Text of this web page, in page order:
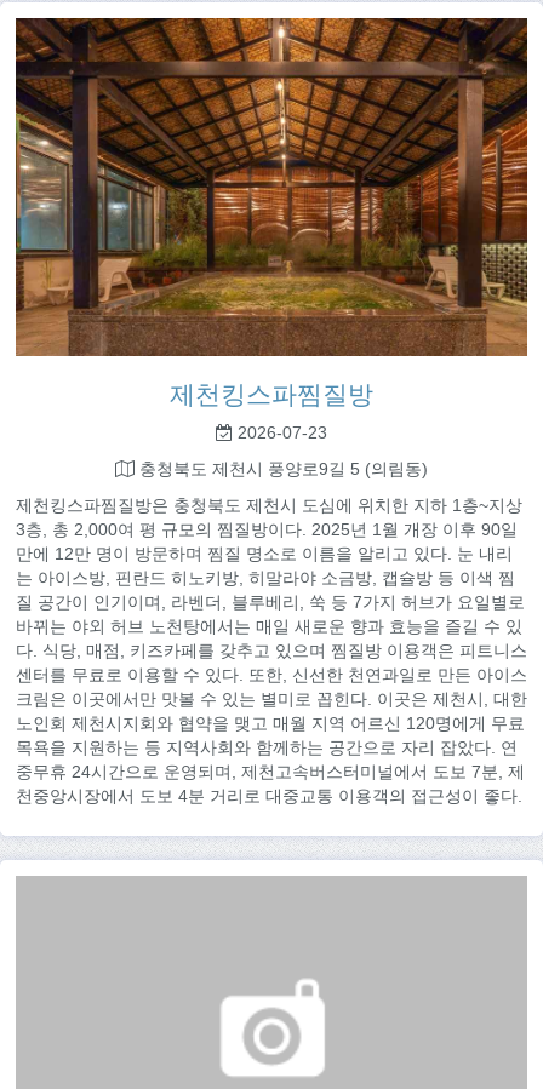
제천킹스파찜질방
2026-07-23
충청북도 제천시 풍양로9길 5 (의림동)
제천킹스파찜질방은 충청북도 제천시 도심에 위치한 지하 1층~지상
3층, 총 2,000여 평 규모의 찜질방이다. 2025년 1월 개장 이후 90일
만에 12만 명이 방문하며 찜질 명소로 이름을 알리고 있다. 눈 내리
는 아이스방, 핀란드 히노키방, 히말라야 소금방, 캡슐방 등 이색 찜
질 공간이 인기이며, 라벤더, 블루베리, 쑥 등 7가지 허브가 요일별로
바뀌는 야외 허브 노천탕에서는 매일 새로운 향과 효능을 즐길 수 있
다. 식당, 매점, 키즈카페를 갖추고 있으며 찜질방 이용객은 피트니스
센터를 무료로 이용할 수 있다. 또한, 신선한 천연과일로 만든 아이스
크림은 이곳에서만 맛볼 수 있는 별미로 꼽힌다. 이곳은 제천시, 대한
노인회 제천시지회와 협약을 맺고 매월 지역 어르신 120명에게 무료
목욕을 지원하는 등 지역사회와 함께하는 공간으로 자리 잡았다. 연
중무휴 24시간으로 운영되며, 제천고속버스터미널에서 도보 7분, 제
천중앙시장에서 도보 4분 거리로 대중교통 이용객의 접근성이 좋다.